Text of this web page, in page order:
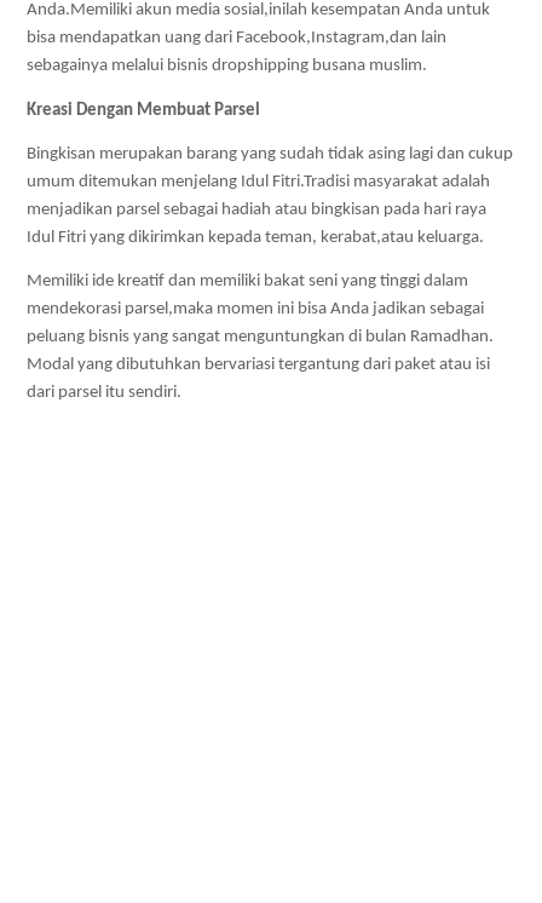
Anda.Memiliki akun media sosial,inilah kesempatan Anda untuk
bisa mendapatkan uang dari Facebook,Instagram,dan lain
sebagainya melalui bisnis dropshipping busana muslim.
Kreasi Dengan Membuat Parsel
Bingkisan merupakan barang yang sudah tidak asing lagi dan cukup
umum ditemukan menjelang Idul Fitri.Tradisi masyarakat adalah
menjadikan parsel sebagai hadiah atau bingkisan pada hari raya
Idul Fitri yang dikirimkan kepada teman, kerabat,atau keluarga.
Memiliki ide kreatif dan memiliki bakat seni yang tinggi dalam
mendekorasi parsel,maka momen ini bisa Anda jadikan sebagai
peluang bisnis yang sangat menguntungkan di bulan Ramadhan.
Modal yang dibutuhkan bervariasi tergantung dari paket atau isi
dari parsel itu sendiri.